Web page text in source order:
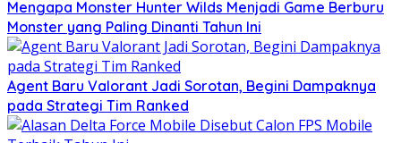
Mengapa Monster Hunter Wilds Menjadi Game Berburu
Monster yang Paling Dinanti Tahun Ini
Agent Baru Valorant Jadi Sorotan, Begini Dampaknya
pada Strategi Tim Ranked